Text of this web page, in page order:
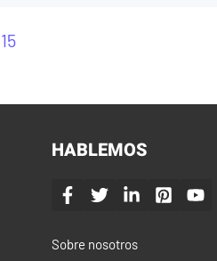
15
HABLEMOS
Sobre nosotros